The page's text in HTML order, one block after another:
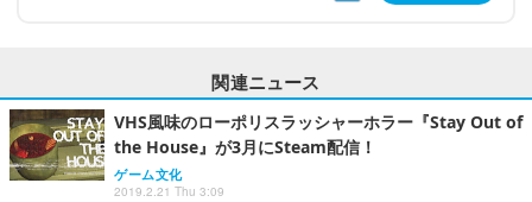
関連ニュース
VHS風味のローポリスラッシャーホラー『Stay Out of
the House』が3月にSteam配信！
ゲーム文化
2019.2.21 Thu 3:09